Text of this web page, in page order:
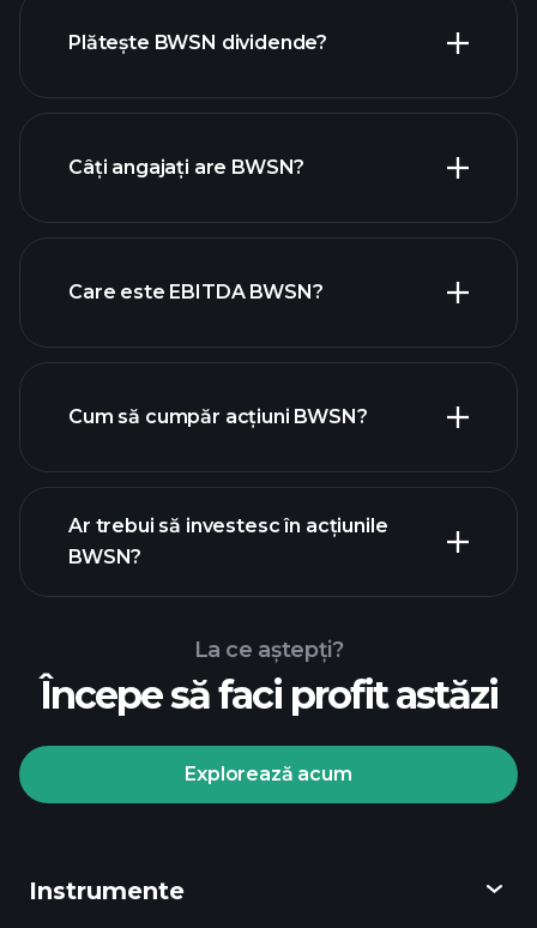
Plătește BWSN dividende?
acțiuni cu dividende mari
Câți angajați are BWSN?
Care este EBITDA BWSN?
rapoartele financiare
Cum să cumpăr acțiuni BWSN?
Turneele
recomandat
Ar trebui să investesc în acțiunile
BWSN?
La ce aștepți?
Începe să faci profit astăzi
Explorează acum
Instrumente